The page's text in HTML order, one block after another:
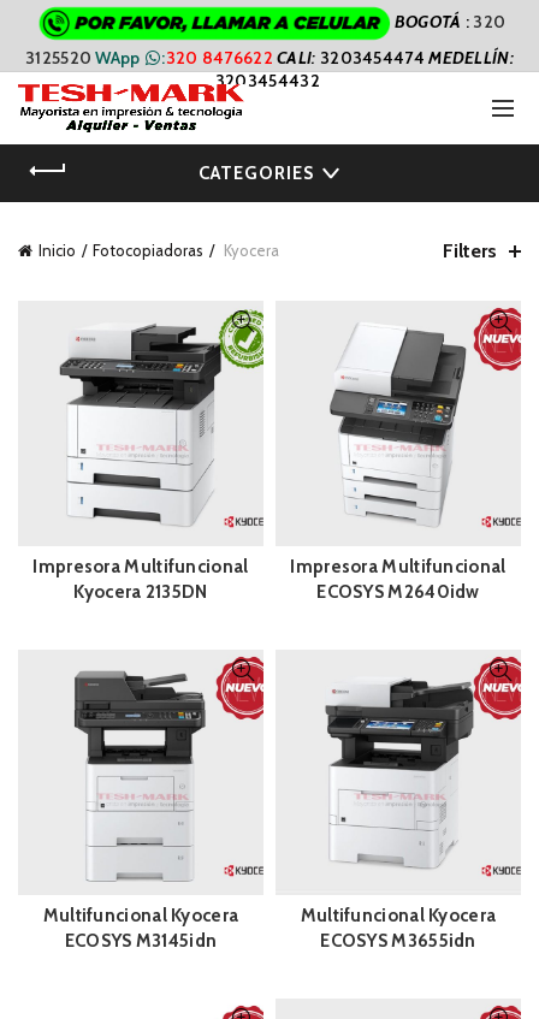
BOGOTÁ : 320
3125520WApp :320 8476622 CALI: 3203454474MEDELLÍN:
3203454432
CATEGORIES
Inicio Fotocopiadoras Kyocera Filters
Impresora Multifuncional
Kyocera 2135DN
Impresora Multifuncional
ECOSYS M2640idw
Multifuncional Kyocera
ECOSYS M3145idn
Multifuncional Kyocera
ECOSYS M3655idn